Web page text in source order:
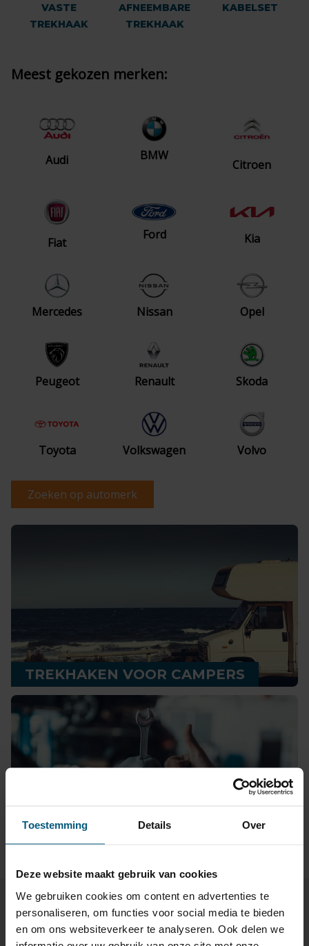
Toestemming Details Over
Deze website maakt gebruik van cookies
We gebruiken cookies om content en advertenties te
personaliseren, om functies voor social media te bieden
en om ons websiteverkeer te analyseren. Ook delen we
VASTE
TREKHAAK
AFNEEMBARE
TREKHAAK
KABELSET
Meest gekozen merken:
Audi BMW
Citroen
Fiat
Ford Kia
Mercedes Nissan Opel
Peugeot Renault Skoda
Toyota Volkswagen Volvo
Zoeken op automerk
TREKHAKEN VOOR CAMPERS
GROOTHANDEL VOOR
AUTOMOTIVE